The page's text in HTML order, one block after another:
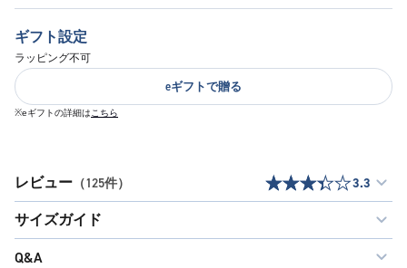
ギフト設定
ラッピング不可
eギフトで贈る
※eギフトの詳細は こちら
レビュー （125件） 3.3
サイズガイド
Q&A